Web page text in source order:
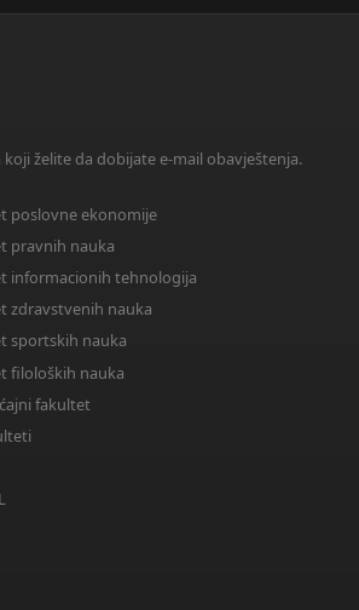
želite da dobijate e-mail obavještenja.
poslovne ekonomije
pravnih nauka
informacionih tehnologija
zdravstvenih nauka
sportskih nauka
filoloških nauka
fakultet